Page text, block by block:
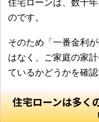
住宅ローンは、数十
のです。
そのため「一番金利
はなく、ご家庭の家
ているかどうかを確
住宅ローンは多く